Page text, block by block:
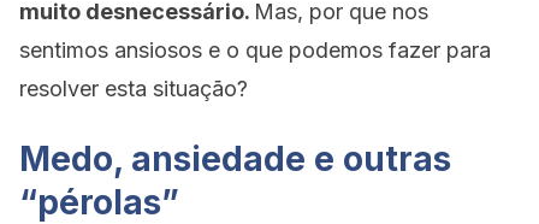
muito desnecessário. Mas, por que nos
sentimos ansiosos e o que podemos fazer para
resolver esta situação?
Medo, ansiedade e outras
“pérolas”